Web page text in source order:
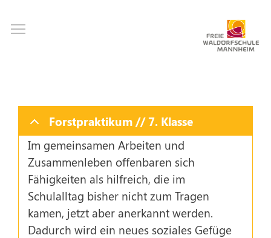
Forstpraktikum // 7. Klasse
Im gemeinsamen Arbeiten und
Zusammenleben offenbaren sich
Fähigkeiten als hilfreich, die im
Schulalltag bisher nicht zum Tragen
kamen, jetzt aber anerkannt werden.
Dadurch wird ein neues soziales Gefüge